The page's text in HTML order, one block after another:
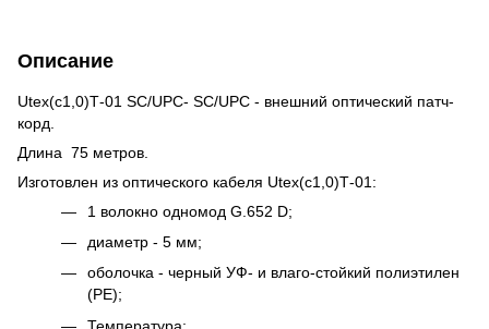
Описание
Utex(с1,0)Т-01 SC/UPC- SC/UPC - внешний оптический патч-
корд.
Длина 75 метров.
Изготовлен из оптического кабеля Utex(с1,0)Т-01:
1 волокно одномод G.652 D;
диаметр - 5 мм;
оболочка - черный УФ- и влаго-стойкий полиэтилен
(PE);
Температура: